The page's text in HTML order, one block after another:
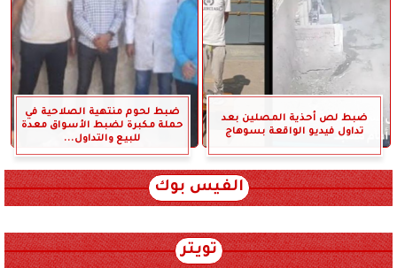
ضبط لص أحذية المصلين بعد
تداول فيديو الواقعة بسوهاج
ضبط لحوم منتهية الصلاحية في
حملة مكبرة لضبط الأسواق معدة
للبيع والتداول...
الفيس بوك
تويتر